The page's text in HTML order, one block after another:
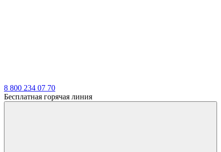
8 800 234 07 70
Бесплатная горячая линия